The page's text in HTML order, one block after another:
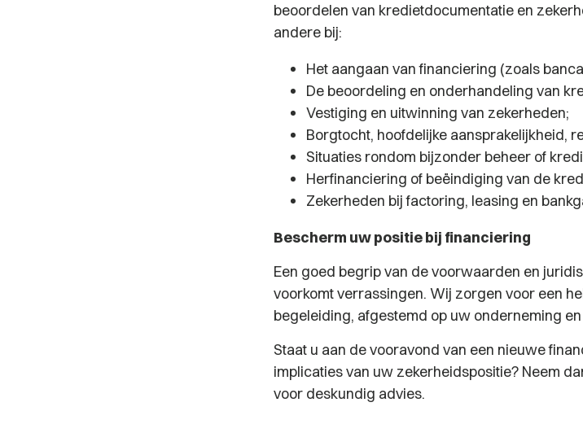
beoordelen van kredietdocumentatie en
andere bij:
Het aangaan van financiering (zoals
De beoordeling en onderhandeling van
Vestiging en uitwinning van zekerheden;
Borgtocht, hoofdelijke aansprakelijkheid,
Situaties rondom bijzonder beheer of
Herfinanciering of beëindiging van de
Zekerheden bij factoring, leasing en
Bescherm uw positie bij financiering
Een goed begrip van de voorwaarden en
voorkomt verrassingen. Wij zorgen voor een
begeleiding, afgestemd op uw onderneming
Staat u aan de vooravond van een nieuwe
implicaties van uw zekerheidspositie? Neem
voor deskundig advies.